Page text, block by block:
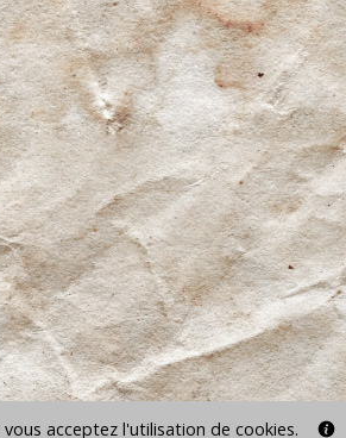
acceptez l'utilisation de cookies.